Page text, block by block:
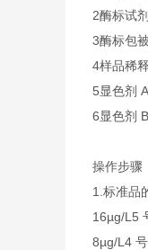
2酶标试剂
3酶标包
4样品稀
5显色剂
6显色剂
操作步骤
1.标准品
16µg/L 5
8µg/L 4